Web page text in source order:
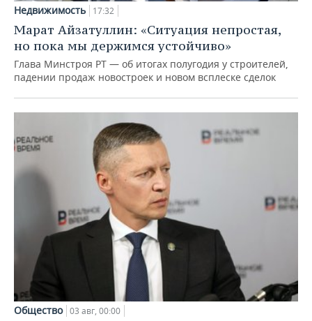
Недвижимость 17:32
Марат Айзатуллин: «Ситуация непростая,
но пока мы держимся устойчиво»
Глава Минстроя РТ — об итогах полугодия у строителей,
падении продаж новостроек и новом всплеске сделок
Общество 03 авг, 00:00